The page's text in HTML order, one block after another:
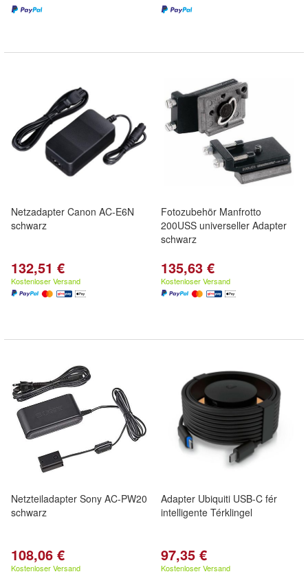
Netzadapter Canon AC-E6N
schwarz
132,51 €
Kostenloser Versand
Fotozubehör Manfrotto
200USS universeller Adapter
schwarz
135,63 €
Kostenloser Versand
Netzteiladapter Sony AC-PW20
schwarz
108,06 €
Kostenloser Versand
Adapter Ubiquiti USB-C fér
intelligente Térklingel
97,35 €
Kostenloser Versand